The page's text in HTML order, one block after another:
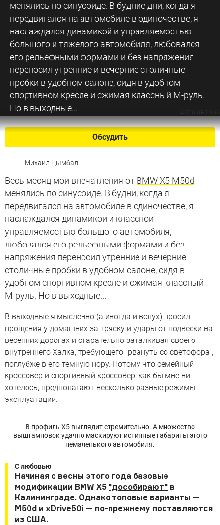
менялись по синусоиде. В будние дни, когда я
передвигался на автомобиле в одиночестве, я
наслаждался динамикой и управляемостью
большого и тяжелого автомобиля, любовался
его рельефными формами и без напряжения
переносил утренние и вечерние столичные
пробки в удобном салоне, сидя в удобном
спортивном кресле и сжимая классный М-руль.
Но в выходные...
Фото автора
Обсудить
Михаил Цымбал
Весь месяц мои впечатления от BMW X5 M50d
менялись по синусоиде. В будни, когда я
передвигался на автомобиле в одиночестве, я
наслаждался динамикой и классной
управляемостью большого автомобиля,
любовался его рельефными формами и без
напряжения переносил утренние и вечерние
столичные пробки в удобном салоне, сидя в
удобном спортивном кресле и сжимая классный
М-руль. Но в выходные...
В выходные я мысленно (а иногда и вслух) просил
прощения у домашних за тряску и удары от подвески на
весенних дорогах и старательно заталкивал своего
внутреннего Халка, требующего "рвануть со светофора",
поглубже в его темную нору. Потому что семейный
кроссовер и спортивный кроссовер, как бы мне ни
хотелось, предполагают несколько разные режимы
эксплуатации.
В профиль Х5 выглядит стремительно. А множество
выштамповок удачно маскируют истинные габариты этого
немаленького автомобиля.
С любовью
Начиная с весны этого года базовые
модификации BMW X5 "дособирают" в
Калининграде. Однако топовые варианты —
M50d и xDrive50i — по-прежнему поставляются
из США.